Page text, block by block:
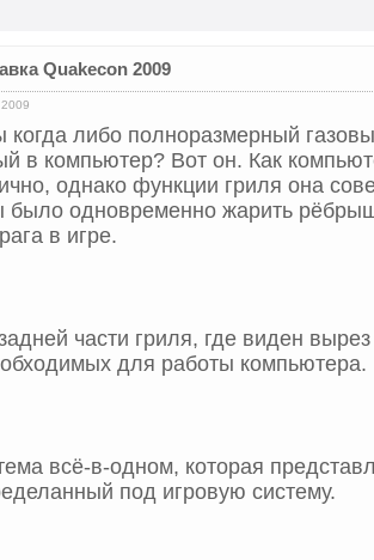
Quakecon 2009
либо полноразмерный
в компьютер? Вот он. Как
однако функции гриля она
было одновременно жарить
в игре.
части гриля, где виден
для работы компьютера.
всё-в-одном, которая
под игровую систему.